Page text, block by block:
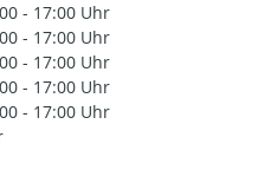
- 17:00 Uhr
- 17:00 Uhr
- 17:00 Uhr
- 17:00 Uhr
- 17:00 Uhr